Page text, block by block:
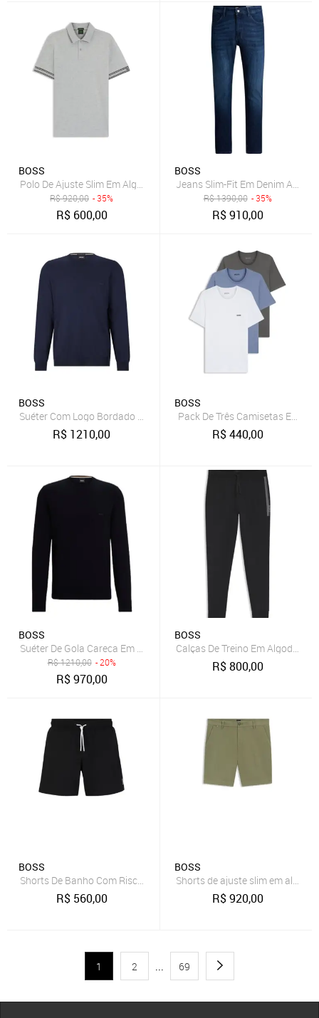
BOSS
Polo De Ajuste Slim Em Algodão Com Riscas No Rebordo Das
R$920,00 - 35%
R$ 600,00
BOSS
Jeans Slim-Fit Em Denim Azul
R$1390,00 - 35%
R$910,00
BOSS
Suéter Com Logo Bordado Em Lã Responsável Azul
R$ 1210,00
BOSS
Pack De Três Camisetas Em
R$440,00
BOSS
Suéter De Gola Careca Em Algodão Com Logo Bordado
R$1210,00 - 20%
R$970,00
BOSS
Calças De Treino Em Algodão
R$800,00
BOSS
Shorts De Banho Com Risca E Logo Preto - G-L
R$ 560,00
BOSS
Shorts de ajuste slim em
R$920,00
1 2 ... 69